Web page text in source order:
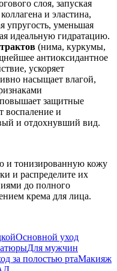
слоя, запуская
и эластина,
упругость, уменьшая
идеальную гидратацию.
(нима, куркумы,
антиоксидантное
ускоряет
насыщает влагой,
защитные
воспаление и
и отдохнувший вид.
и тонизированную кожу
и распределите их
до полного
крема для лица.
Основной уход
Для мужчин
за полостью ртаМакияж